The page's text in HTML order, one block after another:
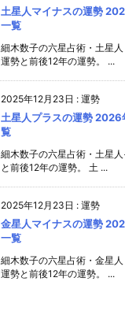
土星人マイナスの運勢
一覧
細木数子の六星占術・土星
運勢と前後12年の運勢。 ...
2025年12月23日 : 運勢
土星人プラスの運勢 2026
覧
細木数子の六星占術・土星
と前後12年の運勢。 土 ...
2025年12月23日 : 運勢
金星人マイナスの運勢
一覧
細木数子の六星占術・金星
運勢と前後12年の運勢。 ...